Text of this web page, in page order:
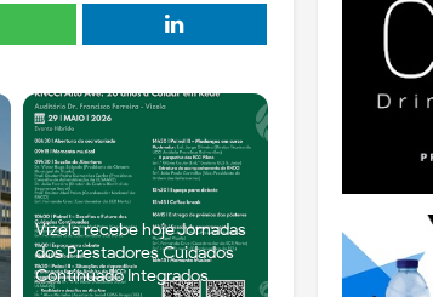
Vizela recebe hoje Jornadas
dos Prestadores Cuidados
Continuado Integrados